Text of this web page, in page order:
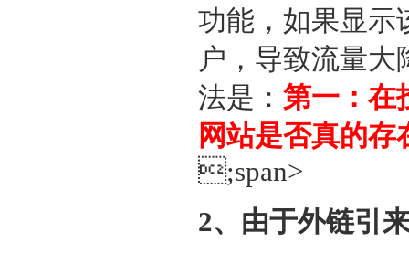
功能，如果显示
户，导致流量
法是： 第一：在
网站是否真的
;span>
2、由于外链引